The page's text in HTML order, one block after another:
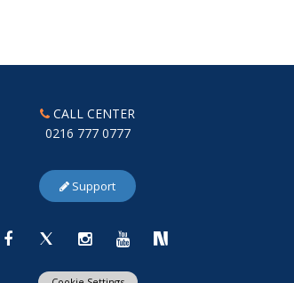
CALL CENTER
0216 777 0777
Support